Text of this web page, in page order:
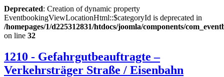
Deprecated: Creation of dynamic property
EventbookingViewLocationHtml::$categoryId is deprecated in
/homepages/1/d225312831/htdocs/joomla/components/
on line 32
1210 - Gefahrgutbeauftragte –
Verkehrsträger Straße / Eisenbahn